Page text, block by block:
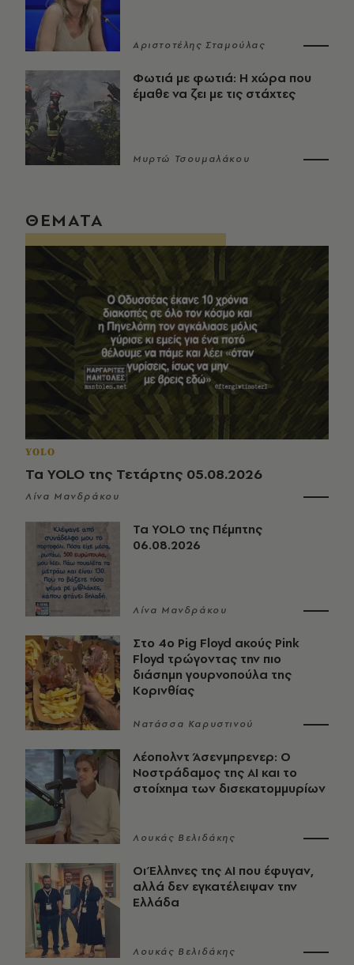
Αριστοτέλης Σταμούλας
Φωτιά με φωτιά: Η χώρα που
έμαθε να ζει με τις στάχτες
Μυρτώ Τσουμαλάκου
ΘΕΜΑΤΑ
YOLO
Τα YOLO της Τετάρτης 05.08.2026
Λίνα Μανδράκου
Τα YOLO της Πέμπτης
06.08.2026
Λίνα Μανδράκου
Στο 4ο Pig Floyd ακούς Pink
Floyd τρώγοντας την πιο
διάσημη γουρνοπούλα της
Κορινθίας
Νατάσσα Καρυστινού
Λέοπολντ Άσενμπρενερ: Ο
Νοστράδαμος της AI και το
στοίχημα των δισεκατομμυρίων
Λουκάς Βελιδάκης
Οι Έλληνες της ΑΙ που έφυγαν,
αλλά δεν εγκατέλειψαν την
Ελλάδα
Λουκάς Βελιδάκης